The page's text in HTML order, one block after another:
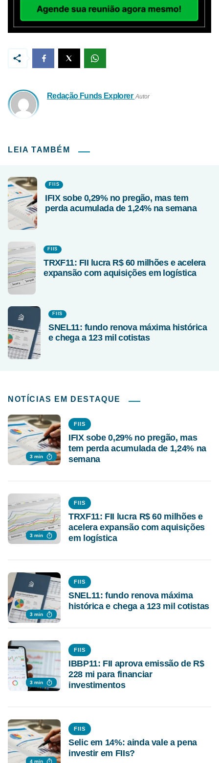
Redação Funds Explorer Autor
LEIA TAMBÉM
FIIS
IFIX sobe 0,29% no pregão, mas tem
perda acumulada de 1,24% na semana
FIIS
TRXF11: FII lucra R$ 60 milhões e acelera
expansão com aquisições em logística
FIIS
SNEL11: fundo renova máxima histórica
e chega a 123 mil cotistas
NOTÍCIAS EM DESTAQUE
3 min
FIIS
IFIX sobe 0,29% no pregão, mas
tem perda acumulada de 1,24% na
semana
3 min
FIIS
TRXF11: FII lucra R$ 60 milhões e
acelera expansão com aquisições
em logística
3 min
FIIS
SNEL11: fundo renova máxima
histórica e chega a 123 mil cotistas
3 min
FIIS
IBBP11: FII aprova emissão de R$
228 mi para financiar
investimentos
4 min
FIIS
Selic em 14%: ainda vale a pena
investir em FIIs?